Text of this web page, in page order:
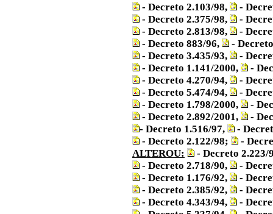
- Decreto 2.103/98,
-
- Decreto 2.375/98,
-
- Decreto 2.813/98,
-
- Decreto 883/96,
-
- Decreto 3.435/93,
-
- Decreto 1.141/2000,
-
- Decreto 4.270/94,
-
- Decreto 5.474/94,
-
- Decreto 1.798/2000,
-
- Decreto 2.892/2001,
-
- Decreto 1.516/97,
-
- Decreto 2.122/98;
-
ALTEROU:
- Decreto 2.223/
- Decreto 2.718/90,
-
- Decreto 1.176/92,
-
- Decreto 2.385/92,
-
- Decreto 4.343/94,
-